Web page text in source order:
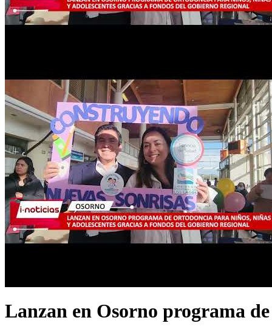
Lanzan en Osorno programa